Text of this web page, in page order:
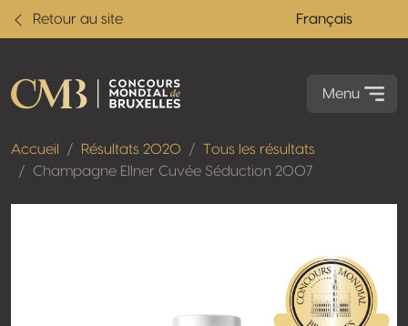
Retour au site Français
Menu
Accueil Résultats 2020
Tous les résultats
Champagne Ellner Cuvée Séduction 2007